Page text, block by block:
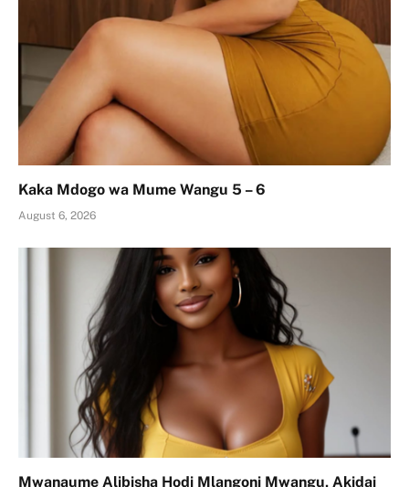
Kaka Mdogo wa Mume Wangu 5 – 6
August 6, 2026
Mwanaume Alibisha Hodi Mlangoni Mwangu, Akidai